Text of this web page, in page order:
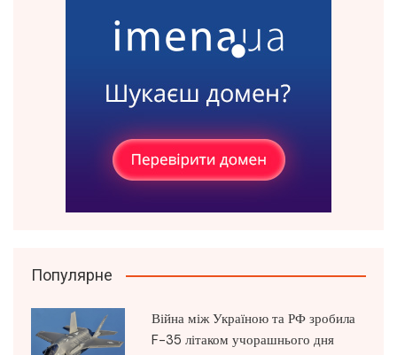
Популярне
Війна між Україною та РФ зробила
F-35 літаком учорашнього дня